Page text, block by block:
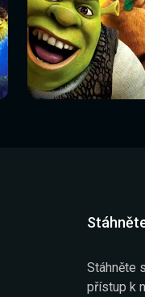
Sledovat
nyní
Sledovat nyní
Stáhněte
přístup k